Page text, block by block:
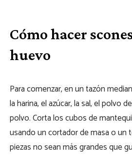
Cómo hacer
huevo
Para comenzar, en un tazón
la harina, el azúcar, la sal, el polvo
polvo. Corta los cubos de
usando un cortador de masa o un
piezas no sean más grandes que